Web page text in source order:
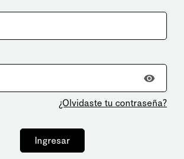
¿Olvidaste tu contraseña?
Ingresar